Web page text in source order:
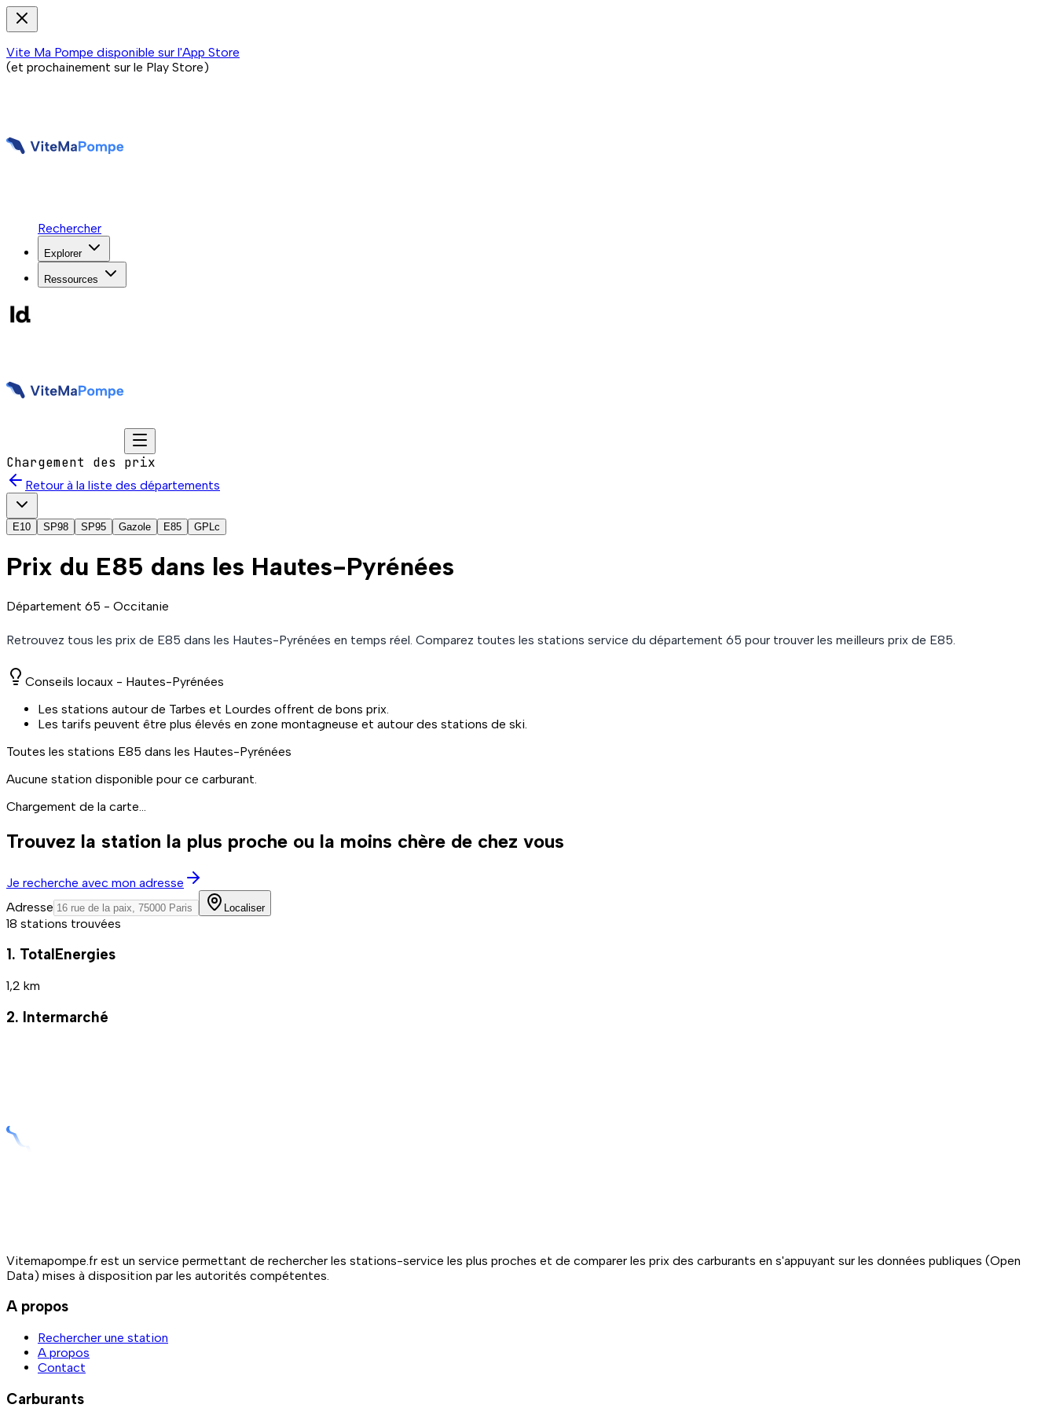
Vite Ma Pompe disponible sur l'App Store
(et prochainement sur le Play Store)
Rechercher
Explorer
Ressources
Chargement des prix
Retour à la liste des départements
E10 SP98 SP95 Gazole E85 GPLc
Prix du E85 dans les Hautes-Pyrénées
Département 65 - Occitanie
Retrouvez tous les prix de E85 dans les Hautes-Pyrénées en temps réel. Comparez toutes les stations service du département 65 pour trouver les meilleurs prix de E85.
Conseils locaux - Hautes-Pyrénées
Les stations autour de Tarbes et Lourdes offrent de bons prix.
Les tarifs peuvent être plus élevés en zone montagneuse et autour des stations de ski.
Toutes les stations E85 dans les Hautes-Pyrénées
Aucune station disponible pour ce carburant.
Chargement de la carte...
Trouvez la station la plus proche ou la moins chère de chez vous
Je recherche avec mon adresse
Adresse
Localiser
18 stations trouvées
1. TotalEnergies
1,2 km
2. Intermarché
Vitemapompe.fr est un service permettant de rechercher les stations-service les plus proches et de comparer les prix des carburants en s'appuyant sur les données publiques (Open
Data) mises à disposition par les autorités compétentes.
A propos
Rechercher une station
A propos
Contact
Carburants